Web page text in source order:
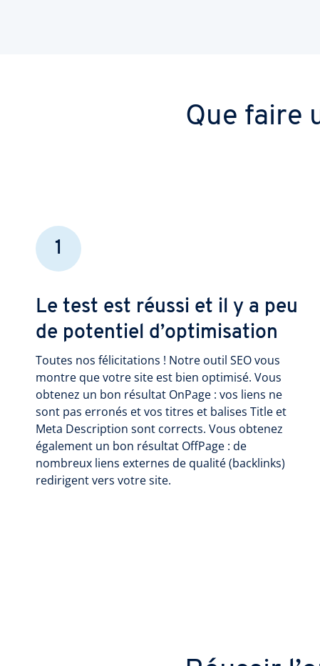
Que faire
1
Le test est réussi et il y a peu
de potentiel d’optimisation
Toutes nos félicitations ! Notre outil SEO vous
montre que votre site est bien optimisé. Vous
obtenez un bon résultat OnPage : vos liens ne
sont pas erronés et vos titres et balises Title et
Meta Description sont corrects. Vous obtenez
également un bon résultat OffPage : de
nombreux liens externes de qualité (backlinks)
redirigent vers votre site.